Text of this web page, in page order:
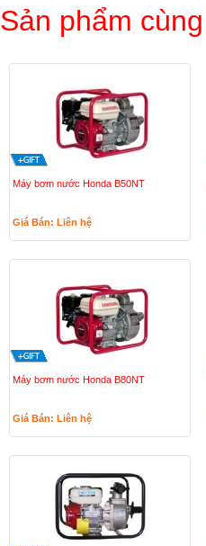
Sản phẩm
Máy bơm nước Honda B50NT
Giá Bán: Liên hệ
Máy bơm nước Honda B80NT
Giá Bán: Liên hệ